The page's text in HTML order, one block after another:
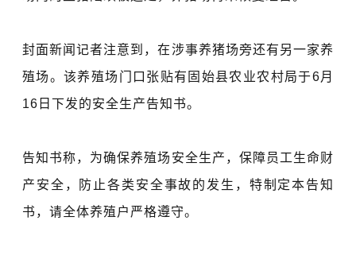
封面新闻记者注意到，在涉事养猪场旁还有另一家养
殖场。该养殖场门口张贴有固始县农业农村局于6月
16日下发的安全生产告知书。
告知书称，为确保养殖场安全生产，保障员工生命财
产安全，防止各类安全事故的发生，特制定本告知
书，请全体养殖户严格遵守。